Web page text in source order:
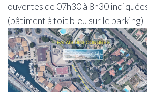
ouvertes de 07h30 à 8h30
(bâtiment à toit bleu sur le parking)